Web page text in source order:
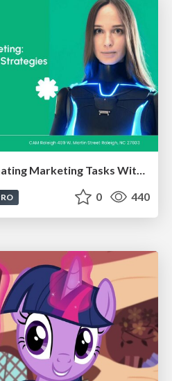
Kristin Tynski - Automating Marketing Tasks With AI
0 440